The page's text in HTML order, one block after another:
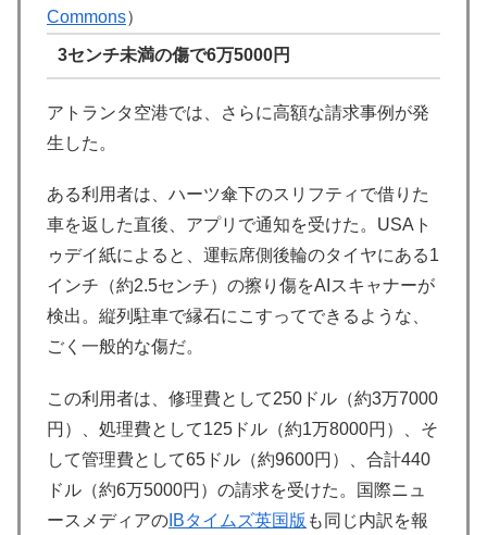
Commons）
3センチ未満の傷で6万5000円
アトランタ空港では、さらに高額な請求事例が発
生した。
ある利用者は、ハーツ傘下のスリフティで借りた
車を返した直後、アプリで通知を受けた。USAト
ゥデイ紙によると、運転席側後輪のタイヤにある1
インチ（約2.5センチ）の擦り傷をAIスキャナーが
検出。縦列駐車で縁石にこすってできるような、
ごく一般的な傷だ。
この利用者は、修理費として250ドル（約3万7000
円）、処理費として125ドル（約1万8000円）、そ
して管理費として65ドル（約9600円）、合計440
ドル（約6万5000円）の請求を受けた。国際ニュ
ースメディアの IBタイムズ英国版 も同じ内訳を報